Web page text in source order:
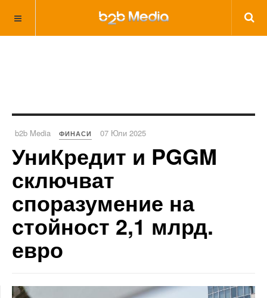
b2b Media ФИНАСИ 07 Юли 2025
УниКредит и PGGM
сключват
споразумение на
стойност 2,1 млрд.
евро